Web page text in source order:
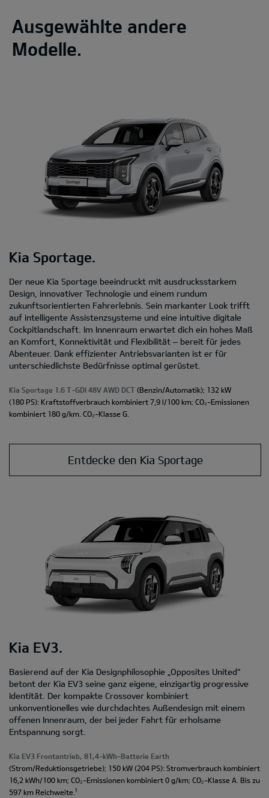
Ausgewählte andere
Modelle.
Kia Sportage.
Der neue Kia Sportage beeindruckt mit ausdrucksstarkem
Design, innovativer Technologie und einem rundum
zukunftsorientierten Fahrerlebnis. Sein markanter Look trifft
auf intelligente Assistenzsysteme und eine intuitive digitale
Cockpitlandschaft. Im Innenraum erwartet dich ein hohes Maß
an Komfort, Konnektivität und Flexibilität – bereit für jedes
Abenteuer. Dank effizienter Antriebsvarianten ist er für
unterschiedlichste Bedürfnisse optimal gerüstet.
Kia Sportage 1.6 T-GDI 48V AWD DCT (Benzin/Automatik); 132 kW
(180 PS): Kraftstoffverbrauch kombiniert 7,9 l/100 km; CO₂-Emissionen
kombiniert 180 g/km. CO₂-Klasse G.
Entdecke den Kia Sportage
Kia EV3.
Basierend auf der Kia Designphilosophie „Opposites United“
betont der Kia EV3 seine ganz eigene, einzigartig progressive
Identität. Der kompakte Crossover kombiniert
unkonventionelles wie durchdachtes Außendesign mit einem
offenen Innenraum, der bei jeder Fahrt für erholsame
Entspannung sorgt.
Kia EV3 Frontantrieb, 81,4-kWh-Batterie Earth
(Strom/Reduktionsgetriebe); 150 kW (204 PS): Stromverbrauch kombiniert
16,2 kWh/100 km; CO₂-Emissionen kombiniert 0 g/km; CO₂-Klasse A. Bis zu
597 km Reichweite. ¹